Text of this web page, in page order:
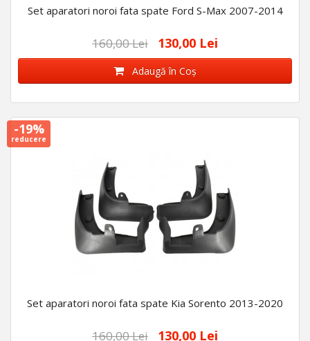
Set aparatori noroi fata spate Ford S-Max 2007-2014
160,00 Lei 130,00 Lei
Adaugă în Coş
-19%
reducere
Set aparatori noroi fata spate Kia Sorento 2013-2020
160,00 Lei 130,00 Lei